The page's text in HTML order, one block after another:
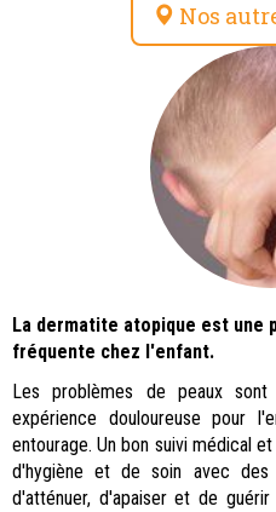
Nos
La dermatite atopique est une
fréquente chez l'enfant.
Les problèmes de peaux
expérience douloureuse pour
entourage. Un bon suivi médical
d'hygiène et de soin avec des
d'atténuer, d'apaiser et de